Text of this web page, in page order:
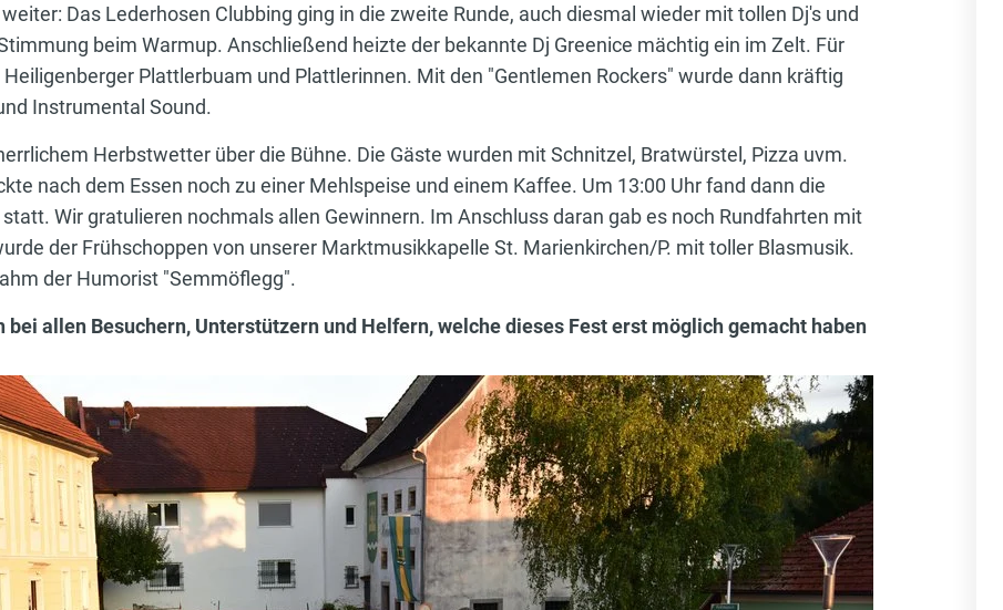
Das Lederhosen Clubbing ging in die zweite Runde, auch diesmal wieder mit tollen Dj's und
beim Warmup. Anschließend heizte der bekannte Dj Greenice mächtig ein im Zelt. Für
Plattlerbuam und Plattlerinnen. Mit den "Gentlemen Rockers" wurde dann kräftig
Instrumental Sound.
Herbstwetter über die Bühne. Die Gäste wurden mit Schnitzel, Bratwürstel, Pizza uvm.
nach dem Essen noch zu einer Mehlspeise und einem Kaffee. Um 13:00 Uhr fand dann die
Wir gratulieren nochmals allen Gewinnern. Im Anschluss daran gab es noch Rundfahrten mit
der Frühschoppen von unserer Marktmusikkapelle St. Marienkirchen/P. mit toller Blasmusik.
der Humorist "Semmöflegg".
bei allen Besuchern, Unterstützern und Helfern, welche dieses Fest erst möglich gemacht haben